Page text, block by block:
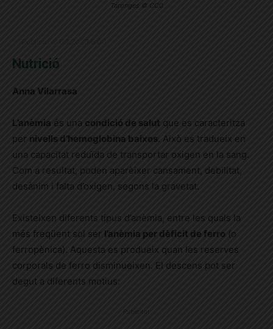
Taronges © CC0
Nutrició
Anna Vilarrasa
L’anèmia és una condició de salut que es caracteritza
per nivells d’hemoglobina baixos. Això es tradueix en
una capacitat reduïda de transportar oxigen en la sang.
Com a resultat, poden aparèixer cansament, debilitat,
desànim i falta d’oxigen, segons la gravetat.
Existeixen diferents tipus d’anèmia, entre les quals la
més freqüent sol ser l’anèmia per dèficit de ferro (o
ferropènica). Aquesta es produeix quan les reserves
corporals de ferro disminueixen. El descens pot ser
degut a diferents motius:
Publicitat